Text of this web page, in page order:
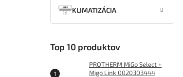
KLIMATIZÁCIA
Top 10 produktov
PROTHERM MiGo Select +
Migo Link 0020303444